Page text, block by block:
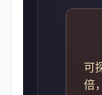
可
倍